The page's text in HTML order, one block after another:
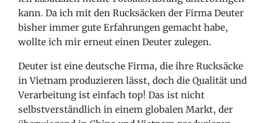
kann. Da ich mit den Rucksäcken der Firma Deuter
bisher immer gute Erfahrungen gemacht habe,
wollte ich mir erneut einen Deuter zulegen.
Deuter ist eine deutsche Firma, die ihre Rucksäcke
in Vietnam produzieren lässt, doch die Qualität und
Verarbeitung ist einfach top! Das ist nicht
selbstverständlich in einem globalen Markt, der